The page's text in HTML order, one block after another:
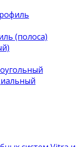
(полоса)